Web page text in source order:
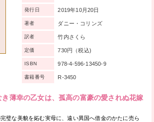
薄幸の乙女は、孤高の富豪の愛されぬ花嫁
璧な美貌を妬む実母に、遠い異国へ借金のかたに売ら
発行日 2019年10月20日
著者 ダニー・コリンズ
訳者 竹内さくら
定価 730円（税込)
ISBN 978-4-596-13450-9
書籍番号 R-3450